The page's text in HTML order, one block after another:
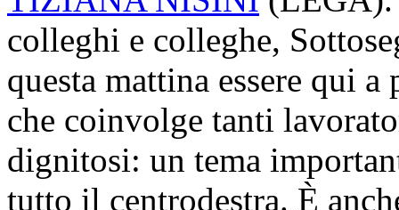
colleghi e colleghe,
questa mattina essere qui
che coinvolge tanti
dignitosi: un tema
tutto il centrodestra. È